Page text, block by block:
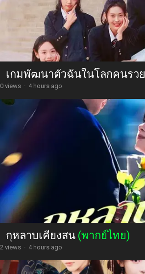
เกมพัฒนาตัวฉันในโลกคนรวย
0 views · 4 hours ago
กุหลาบเคียงสน (พากย์ไทย)
2 views · 4 hours ago